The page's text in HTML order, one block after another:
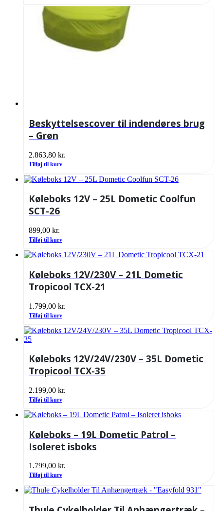
Beskyttelsescover til indendøres brug
– Grøn
2.863,80 kr.
Tilføj til kurv
Køleboks 12V – 25L Dometic Coolfun
SCT-26
899,00 kr.
Tilføj til kurv
Køleboks 12V/230V – 21L Dometic
Tropicool TCX-21
1.799,00 kr.
Tilføj til kurv
Køleboks 12V/24V/230V – 35L Dometic
Tropicool TCX-35
2.199,00 kr.
Tilføj til kurv
Køleboks – 19L Dometic Patrol –
Isoleret isboks
1.799,00 kr.
Tilføj til kurv